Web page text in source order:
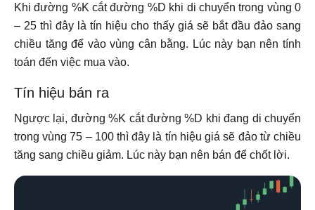
Khi đường %K cắt đường %D khi di chuyển trong vùng 0
– 25 thì đây là tín hiệu cho thấy giá sẽ bắt đầu đảo sang
chiều tăng để vào vùng cân bằng. Lúc này bạn nên tính
toán đến việc mua vào.
Tín hiệu bán ra
Ngược lại, đường %K cắt đường %D khi đang di chuyển
trong vùng 75 – 100 thì đây là tín hiệu giá sẽ đảo từ chiều
tăng sang chiều giảm. Lúc này bạn nên bán để chốt lời.